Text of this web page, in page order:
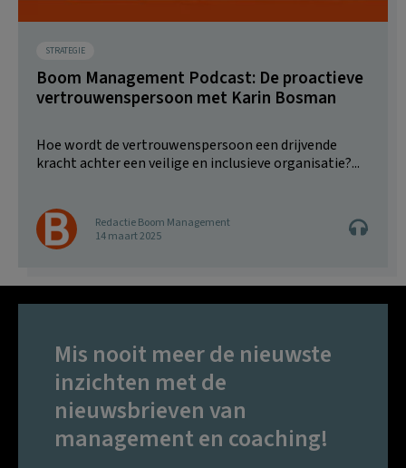
STRATEGIE
Boom Management Podcast: De proactieve
vertrouwenspersoon met Karin Bosman
Hoe wordt de vertrouwenspersoon een drijvende
kracht achter een veilige en inclusieve organisatie?...
Redactie Boom Management
14 maart 2025
Mis nooit meer de nieuwste
inzichten met de
nieuwsbrieven van
management en coaching!